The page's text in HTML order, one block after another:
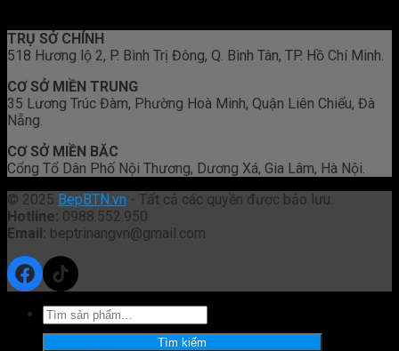
TRỤ SỞ CHÍNH
518 Hương lộ 2, P. Bình Trị Đông, Q. Bình Tân, TP. Hồ Chí Minh.
CƠ SỞ MIỀN TRUNG
35 Lương Trúc Đàm, Phường Hoà Minh, Quận Liên Chiểu, Đà
Nẵng.
CƠ SỞ MIỀN BĂC
Cổng Tổ Dân Phố Nội Thương, Dương Xá, Gia Lâm, Hà Nội.
© 2025 BepBTN.vn - Tất cả các quyền được bảo lưu.
Hotline: 0988.552.950
Email: beptrinangvn@gmail.com
Facebook
TikTok
Tìm
kiếm:
Tìm kiếm